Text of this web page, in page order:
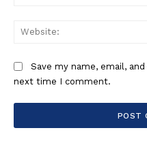
Save my name, email,
next time I comment.